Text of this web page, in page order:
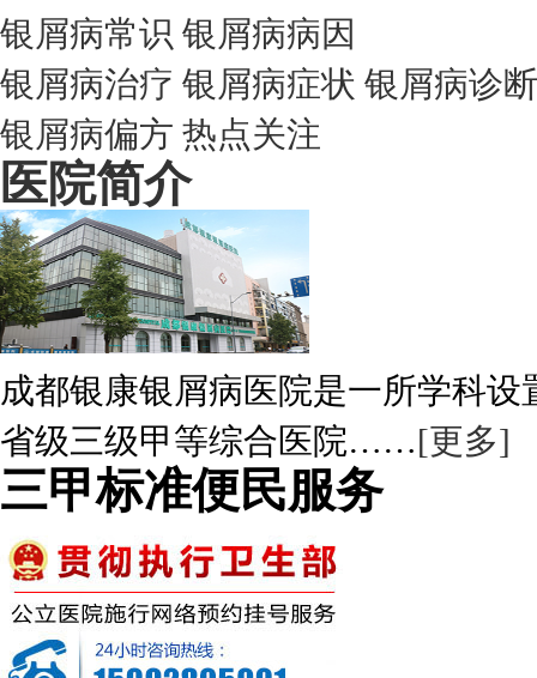
银屑病常识 银屑病病因
银屑病治疗 银屑病症状 银屑病诊断
银屑病偏方 热点关注
医院简介
成都银康银屑病医院是一所学科
省级三级甲等综合医院……[更多]
三甲标准便民服务